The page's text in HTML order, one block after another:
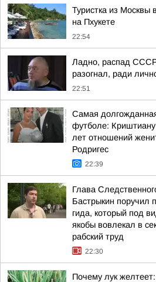
Туристка из Москвы
на Пхукете
22:54
Ладно, распад
разогнал, ради
22:51
Самая
футболе:
лет отношений
Родригес
22:39
Глава
Бастрыкин поручил
гида, который под
якобы вовлекал в
рабский труд
22:30
Почему лук